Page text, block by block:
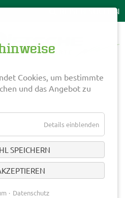
Cookies, um bestimmte
und das Angebot zu
Details einblenden
SPEICHERN
Datenschutz